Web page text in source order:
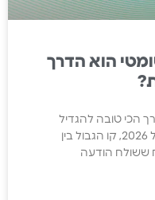
הוא הדרך
הכי טובה להגדיל
מכירות? בעולם השיווק באינטרנט של 2026, קו הגבול בין
ששולח הודעה